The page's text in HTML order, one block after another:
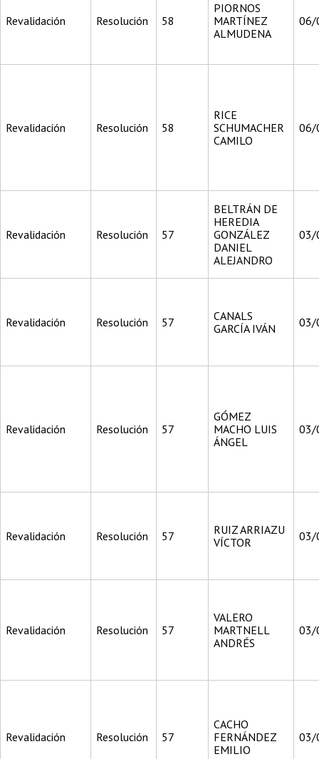
Revalidación Resolución 58
PIORNOS
MARTÍNEZ
ALMUDENA
Revalidación Resolución 58
RICE
SCHUMACHER
CAMILO
06/
Revalidación Resolución 57
BELTRÁN DE
HEREDIA
GONZÁLEZ
DANIEL
ALEJANDRO
03/
Revalidación Resolución 57
CANALS
GARCÍA IVÁN
Revalidación Resolución 57
GÓMEZ
MACHO LUIS
ÁNGEL
03/
Revalidación Resolución 57
RUIZ ARRIAZU
VÍCTOR
03/
Revalidación Resolución 57
VALERO
MARTNELL
ANDRÉS
Revalidación Resolución 57
CACHO
FERNÁNDEZ
EMILIO
03/